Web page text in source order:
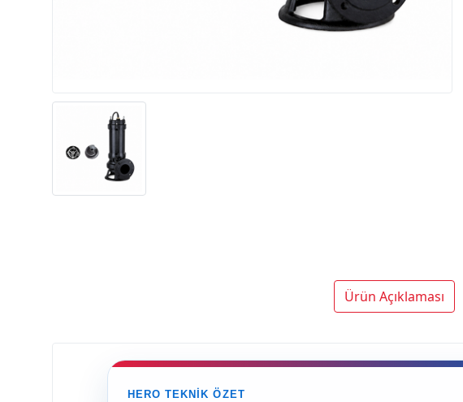
Ürün Açıklaması
HERO TEKNIK ÖZET